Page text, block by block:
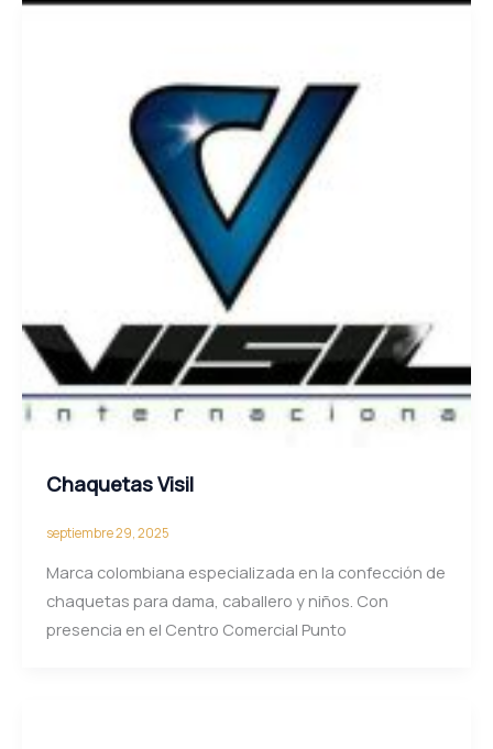
Chaquetas Visil
septiembre 29, 2025
Marca colombiana especializada en la confección de
chaquetas para dama, caballero y niños. Con
presencia en el Centro Comercial Punto